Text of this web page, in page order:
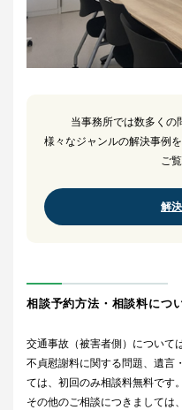
当事務所では数多くの
様々なジャンルの解決事例
ご
解
相談予約方法・相談料につ
交通事故（被害者側）について
不貞慰謝料に関する問題、遺言
ては、初回のみ相談料無料です。
その他のご相談につきましては